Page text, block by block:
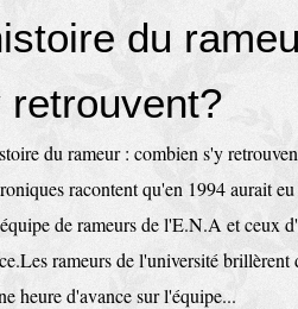
du
retrouvent?
racontent qu'en 1994 aurait
de rameurs de l'E.N.A et ceux
rameurs de l'université brillèrent
heure d'avance sur l'équipe...